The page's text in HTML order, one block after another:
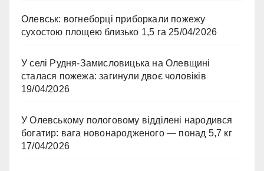
Олевськ: вогнеборці приборкали пожежу
сухостою площею близько 1,5 га 25/04/2026
У селі Рудня-Замисловицька на Олевщині
сталася пожежа: загинули двоє чоловіків
19/04/2026
У Олевському пологовому відділені народився
богатир: вага новонародженого — понад 5,7 кг
17/04/2026